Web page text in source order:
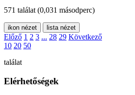
571 találat (0,031 másodperc)
ikon nézet lista nézet
Előző 1 2 3 ... 28 29 Következő
10 20 50
találat
Elérhetőségek